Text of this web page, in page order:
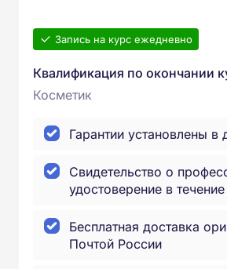
Запись на курс ежедневно
Квалификация по окончании
Косметик
Гарантии установлены в
Свидетельство о
удостоверение в
Бесплатная доставка
Почтой России